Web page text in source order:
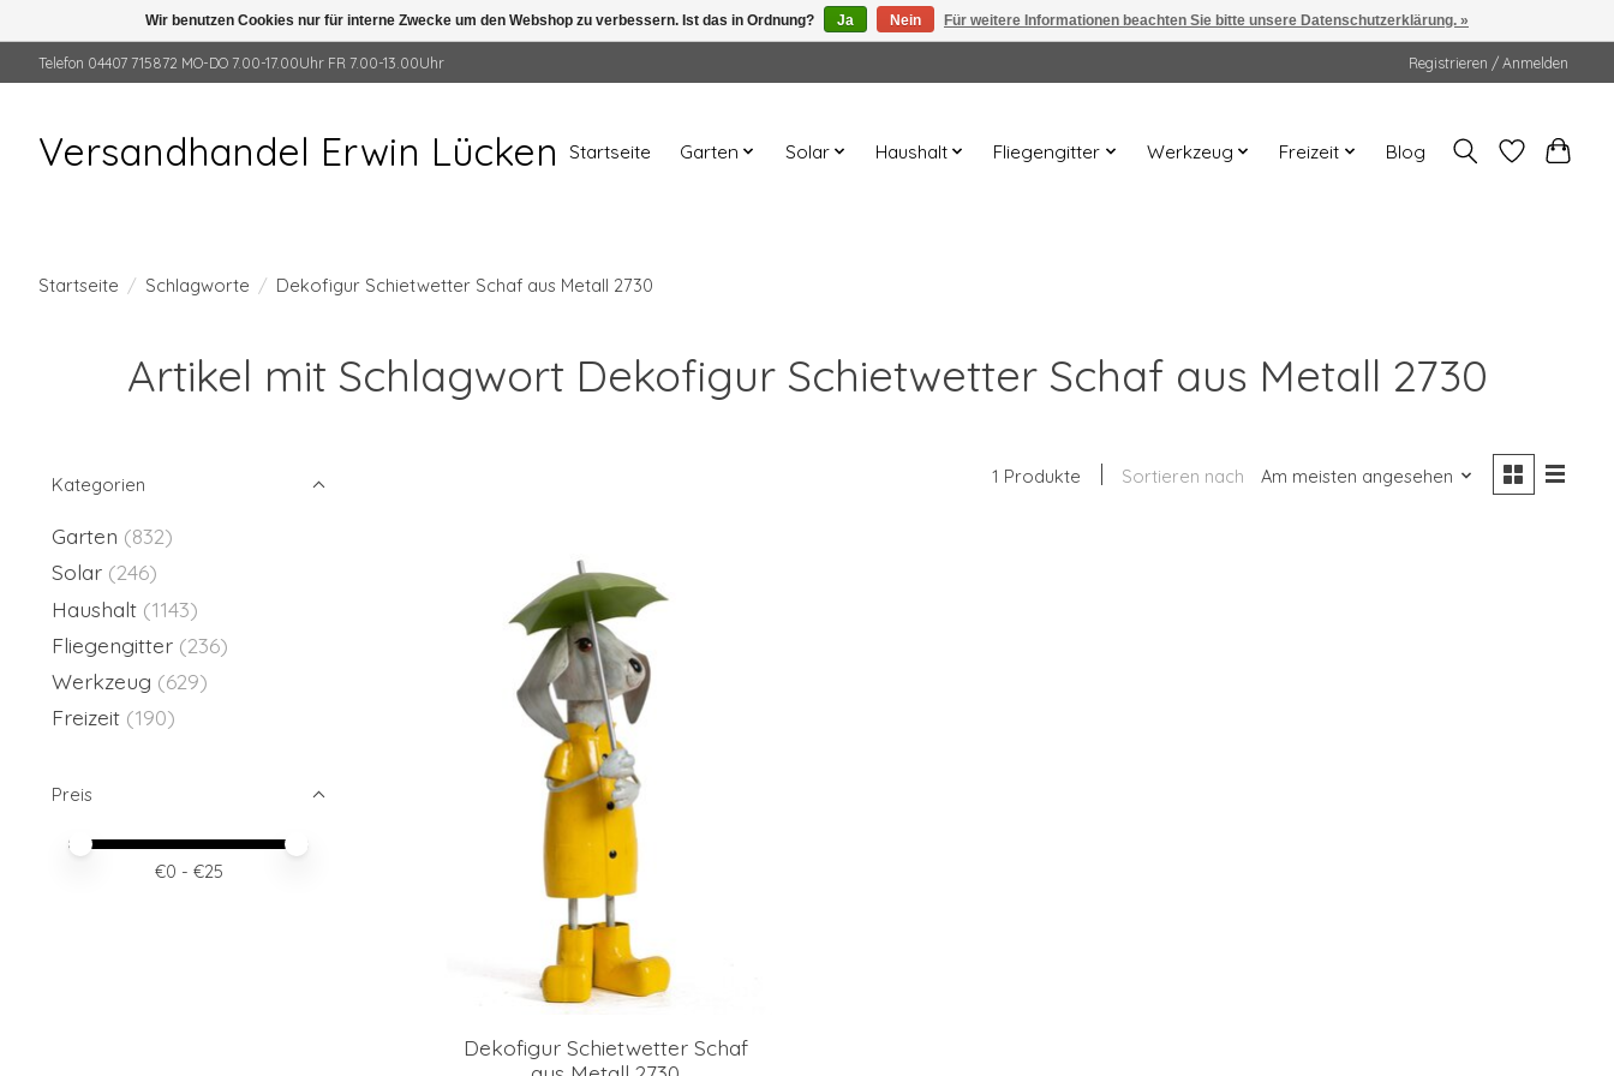
Telefon 04407 715872 MO-DO 7.00-17.00Uhr FR 7.00-13.00Uhr Registrieren / Anmelden
Versandhandel Erwin Lücken Startseite Garten Solar Haushalt Fliegengitter Werkzeug Freizeit Blog
Startseite / Schlagworte / Dekofigur Schietwetter Schaf aus Metall 2730
Artikel mit Schlagwort Dekofigur Schietwetter Schaf aus Metall 2730
Kategorien
Garten (832)
Solar (246)
Haushalt (1143)
Fliegengitter (236)
Werkzeug (629)
Freizeit (190)
Preis
Preis – Mindestwert
Price maximum value
€0 - €25
1 Produkte Sortieren nach Am meisten angesehen
Dekofigur Schietwetter Schaf
Wir benutzen Cookies nur für interne Zwecke um den Webshop zu verbessern. Ist das in Ordnung? Ja Nein Für weitere Informationen beachten Sie bitte unsere Datenschutzerklärung. »